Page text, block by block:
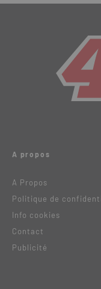
A propos
A Propos
Politique de
Info cookies
Contact
Publicité